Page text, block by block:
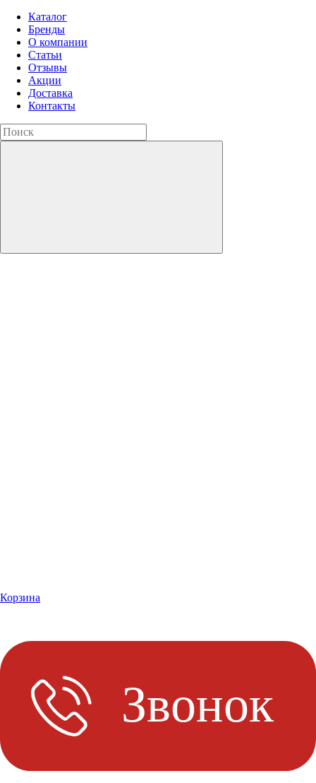
Каталог
Бренды
О компании
Статьи
Отзывы
Акции
Доставка
Контакты
Корзина